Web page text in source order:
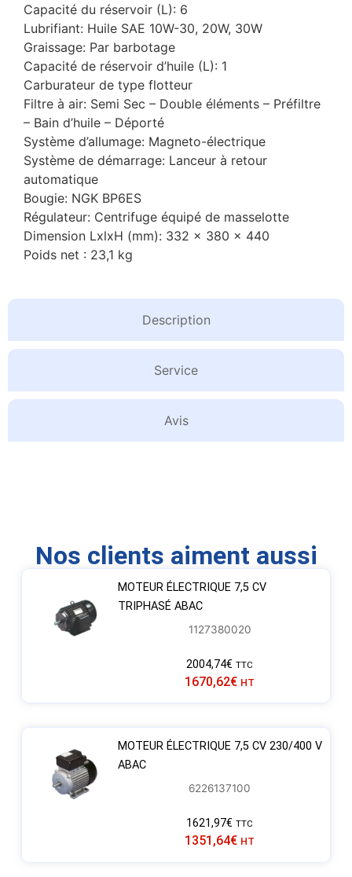
Description
Service
Avis
Capacité du réservoir (L): 6
Lubrifiant: Huile SAE 10W-30, 20W, 30W
Graissage: Par barbotage
Capacité de réservoir d’huile (L): 1
Carburateur de type flotteur
Filtre à air: Semi Sec – Double éléments – Préfiltre
– Bain d’huile – Déporté
Système d’allumage: Magneto-électrique
Système de démarrage: Lanceur à retour
automatique
Bougie: NGK BP6ES
Régulateur: Centrifuge équipé de masselotte
Dimension LxlxH (mm): 332 x 380 x 440
Poids net : 23,1 kg
Nos clients aiment aussi
MOTEUR ÉLECTRIQUE 7,5 CV
TRIPHASÉ ABAC
1127380020
2004,74€ TTC
1670,62€ HT
MOTEUR ÉLECTRIQUE 7,5 CV 230/400 V
ABAC
6226137100
1621,97€ TTC
1351,64€ HT